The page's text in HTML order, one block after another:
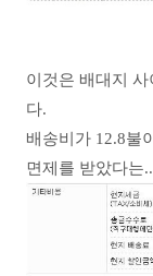
이것은 배대지
다.
배송비가 12.8불
면제를 받았다는